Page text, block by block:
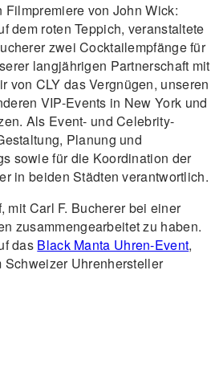
von John Wick:
dem roten Teppich, veranstaltete
zwei Cocktailempfänge für
langjährigen Partnerschaft mit
von CLY das Vergnügen, unseren
VIP-Events in New York und
Als Event- und Celebrity-
Planung und
sowie für die Koordination der
in beiden Städten verantwortlich.
mit Carl F. Bucherer bei einer
zusammengearbeitet zu haben.
das Black Manta Uhren-Event,
Uhrenhersteller